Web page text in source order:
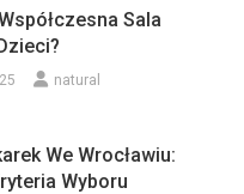
Sala
natural
We Wrocławiu:
Wyboru